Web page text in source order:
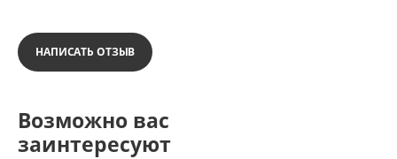
НАПИСАТЬ ОТЗЫВ
Возможно вас
заинтересуют